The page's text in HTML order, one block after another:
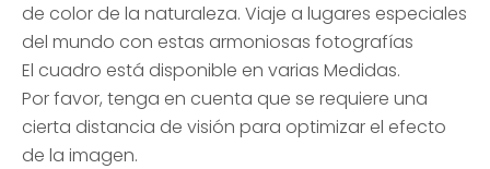
de color de la naturaleza. Viaje a lugares especiales
del mundo con estas armoniosas fotografías
El cuadro está disponible en varias Medidas.
Por favor, tenga en cuenta que se requiere una
cierta distancia de visión para optimizar el efecto
de la imagen.